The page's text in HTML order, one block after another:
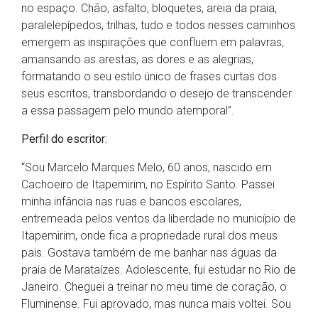
no espaço. Chão, asfalto, bloquetes, areia da praia,
paralelepípedos, trilhas, tudo e todos nesses caminhos
emergem as inspirações que confluem em palavras,
amansando as arestas, as dores e as alegrias,
formatando o seu estilo único de frases curtas dos
seus escritos, transbordando o desejo de transcender
a essa passagem pelo mundo atemporal”.
Perfil do escritor:
“Sou Marcelo Marques Melo, 60 anos, nascido em
Cachoeiro de Itapemirim, no Espírito Santo. Passei
minha infância nas ruas e bancos escolares,
entremeada pelos ventos da liberdade no município de
Itapemirim, onde fica a propriedade rural dos meus
pais. Gostava também de me banhar nas águas da
praia de Marataízes. Adolescente, fui estudar no Rio de
Janeiro. Cheguei a treinar no meu time de coração, o
Fluminense. Fui aprovado, mas nunca mais voltei. Sou